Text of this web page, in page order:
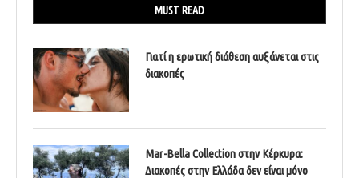
MUST READ
Γιατί η ερωτική διάθεση αυξάνεται στις
διακοπές
Mar-Bella Collection στην Κέρκυρα:
Διακοπές στην Ελλάδα δεν είναι μόνο